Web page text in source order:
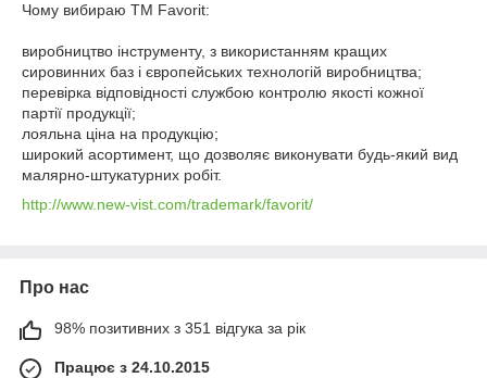
Чому вибираю ТМ Favorit:
виробництво інструменту, з використанням кращих
сировинних баз і європейських технологій виробництва;
перевірка відповідності службою контролю якості кожної
партії продукції;
лояльна ціна на продукцію;
широкий асортимент, що дозволяє виконувати будь-який вид
малярно-штукатурних робіт.
http://www.new-vist.com/trademark/favorit/
Про нас
98% позитивних з 351 відгука за рік
Працює з 24.10.2015